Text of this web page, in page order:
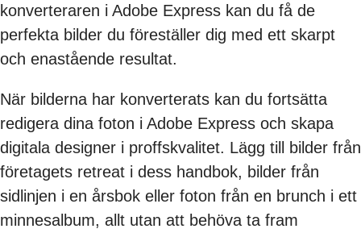
konverteraren i Adobe Express kan du få de
perfekta bilder du föreställer dig med ett skarpt
och enastående resultat.
När bilderna har konverterats kan du fortsätta
redigera dina foton i Adobe Express och skapa
digitala designer i proffskvalitet. Lägg till bilder från
företagets retreat i dess handbok, bilder från
sidlinjen i en årsbok eller foton från en brunch i ett
minnesalbum, allt utan att behöva ta fram